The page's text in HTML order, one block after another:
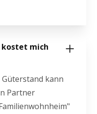
kostet mich
kann
Partner